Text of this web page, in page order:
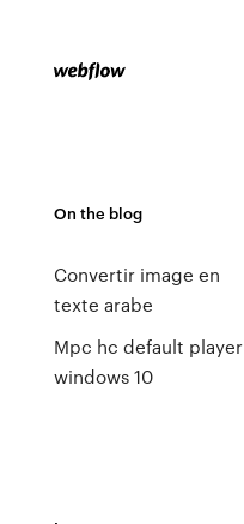
On the blog
Convertir image en
texte arabe
Mpc hc default player
windows 10